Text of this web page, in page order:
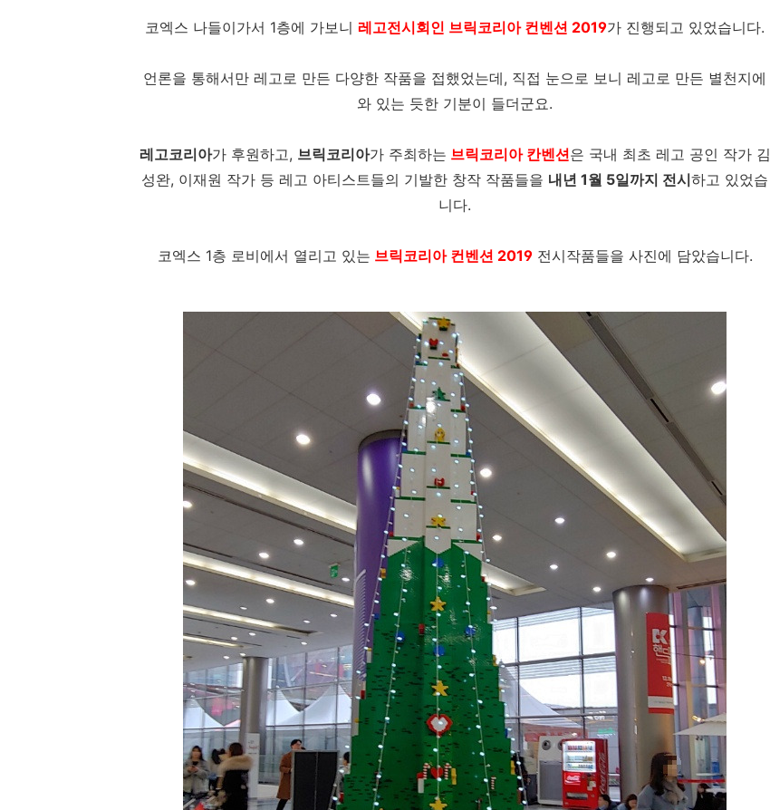
코엑스 나들이가서 1층에 가보니 레고전시회인 브릭코리아 컨벤션 2019가 진행되고 있었습니다.
언론을 통해서만 레고로 만든 다양한 작품을 접했었는데, 직접 눈으로 보니 레고로 만든 별천지에
와 있는 듯한 기분이 들더군요.
레고코리아가 후원하고, 브릭코리아가 주최하는 브릭코리아 칸벤션은 국내 최초 레고 공인 작가 김
성완, 이재원 작가 등 레고 아티스트들의 기발한 창작 작품들을 내년 1월 5일까지 전시하고 있었습
니다.
코엑스 1층 로비에서 열리고 있는 브릭코리아 컨벤션 2019전시작품들을 사진에 담았습니다.